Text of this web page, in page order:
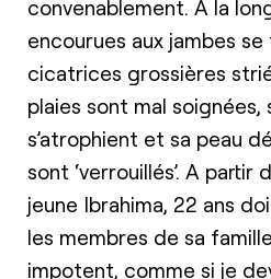
convenablement. A la
encourues aux jambes
cicatrices grossières
plaies sont mal soignées,
s’atrophient et sa peau
sont ‘verrouillés’. A
jeune Ibrahima, 22 ans
les membres de sa
impotent, comme si je